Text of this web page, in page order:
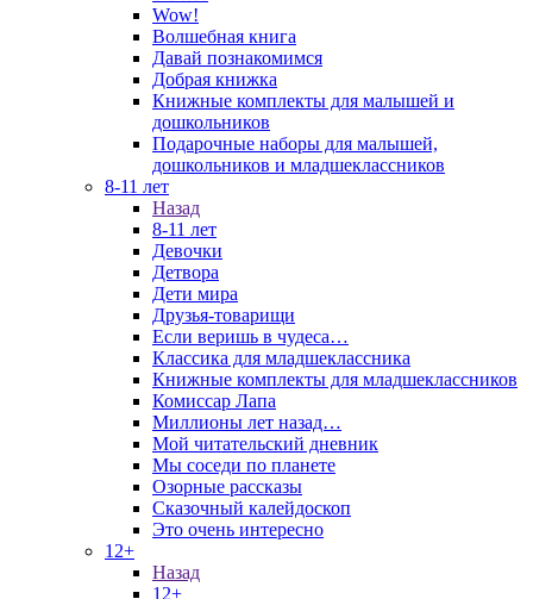
Wow!
Волшебная книга
Давай познакомимся
Добрая книжка
Книжные комплекты для малышей и
дошкольников
Подарочные наборы для малышей,
дошкольников и младшеклассников
8-11 лет
Назад
8-11 лет
Девочки
Детвора
Дети мира
Друзья-товарищи
Если веришь в чудеса…
Классика для младшеклассника
Книжные комплекты для младшеклассников
Комиссар Лапа
Миллионы лет назад…
Мой читательский дневник
Мы соседи по планете
Озорные рассказы
Сказочный калейдоскоп
Это очень интересно
12+
Назад
12+